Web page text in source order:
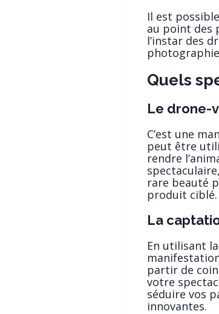
Il est
au point des
l’instar des
Quels
Le drone-
C’est une
peut être
rendre
rare beauté
produit ciblé.
La
En utilisant la
partir de
votre
séduire vos
innovantes.